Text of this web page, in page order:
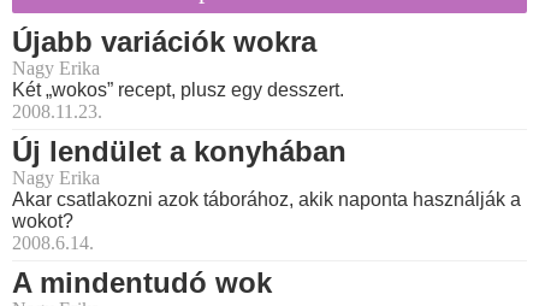
Újabb variációk wokra
Nagy Erika
Két „wokos” recept, plusz egy desszert.
2008.11.23.
Új lendület a konyhában
Nagy Erika
Akar csatlakozni azok táborához, akik naponta használják a
wokot?
2008.6.14.
A mindentudó wok